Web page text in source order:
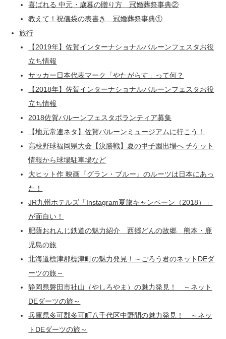
喜ばれる 中元・歳暮の贈り方 冠婚葬祭事典②
教えて！祝儀袋の表書き 冠婚葬祭事典①
旅行
【2019年】佐賀インターナショナルバルーンフェスタお役
立ち情報
サッカー日本代表マーク「やたがらす」って何？
【2018年】佐賀インターナショナルバルーンフェスタお役
立ち情報
2018佐賀バルーンフェスタボランティア募集
【地元常連ネタ】佐賀バルーンミュージアムに行こう！
高校野球福岡県大会【決勝戦】夏の甲子園出場へ チケット
情報から球場駐車場など
大ヒット作 映画『グラン・ブルー』のルーツは日本にあっ
た！
JR九州ホテルズ「Instagram夏旅キャンペーン（2018）」
が面白い！
肥薩おれんじ鉄道の魅力紹介 西郷どんの故郷 熊本・鹿
児島の旅
北海道標津郡標津町の魅力発見！～ごろう君のネットDEダ
ーツの旅～
静岡県磐田市社山（やしろやま）の魅力発見！ ～ネット
DEダーツの旅～
兵庫県多可郡多可町八千代区中野間の魅力発見！ ～ネッ
トDEダーツの旅～